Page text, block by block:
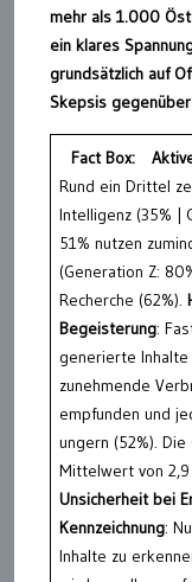
mehr als 1.000
ein klares
grundsätzlich auf
Skepsis
Fact Box:
Rund ein Drittel
Intelligenz (35% |
51% nutzen
(Generation Z:
Recherche (62%).
Begeisterung:
generierte Inhalte
zunehmende
empfunden und
ungern (52%).
Mittelwert von
Unsicherheit bei
Kennzeichnung:
Inhalte zu